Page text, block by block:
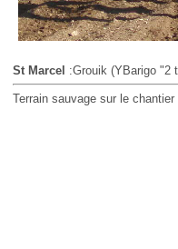
St Marcel :Grouik (YBarigo "2
Terrain sauvage sur le